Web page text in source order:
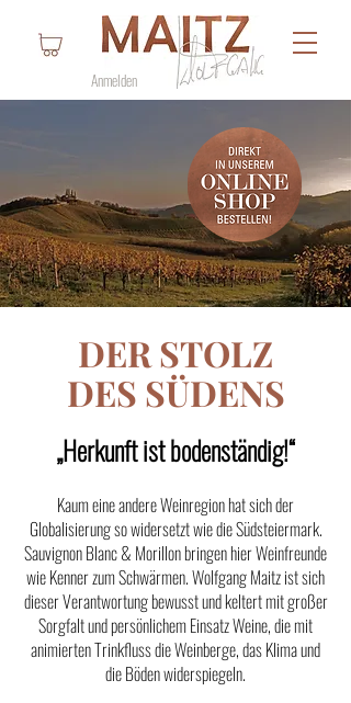
Anmelden
DER STOLZ
DES SÜDENS
„Herkunft ist bodenständig!“
Kaum eine andere Weinregion hat sich der
Globalisierung so widersetzt wie die Südsteiermark.
Sauvignon Blanc & Morillon bringen hier Weinfreunde
wie Kenner zum Schwärmen. Wolfgang Maitz ist sich
dieser Verantwortung bewusst und keltert mit großer
Sorgfalt und persönlichem Einsatz Weine, die mit
animierten Trinkfluss die Weinberge, das Klima und
die Böden widerspiegeln.